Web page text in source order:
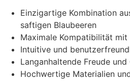
Einzigartige Kombination
saftigen Blaubeeren
Maximale Kompatibilität mit
Intuitive und
Langanhaltende Freude
Hochwertige Materialien